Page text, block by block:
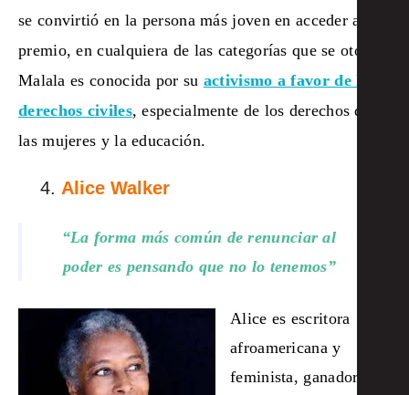
se convirtió en la persona más joven en acceder a ese
premio, en cualquiera de las categorías que se otorga.
Malala es conocida por su activismo a favor de los
derechos civiles, especialmente de los derechos de
las mujeres y la educación.
Alice Walker
“La forma más común de renunciar al
poder es pensando que no lo tenemos”
Alice es escritora
afroamericana y
feminista, ganadora